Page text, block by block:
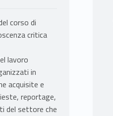
corso di
critica
lavoro
in
acquisite e
reportage,
del settore che